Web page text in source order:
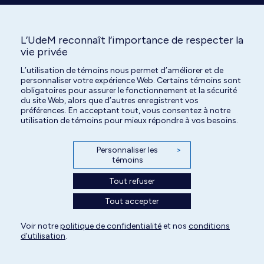
Tous droits réservés | Centre hospitalier universitaire vétérinaire de l'Université
de Montréal | 2026
Paramètres des témoins
L’UdeM reconnaît l’importance de respecter la
vie privée
L’utilisation de témoins nous permet d’améliorer et de
personnaliser votre expérience Web. Certains témoins sont
obligatoires pour assurer le fonctionnement et la sécurité
du site Web, alors que d’autres enregistrent vos
préférences. En acceptant tout, vous consentez à notre
utilisation de témoins pour mieux répondre à vos besoins.
Personnaliser les
témoins
>
Tout refuser
Tout accepter
Voir notrepolitique de confidentialitéet nos conditions
d’utilisation.